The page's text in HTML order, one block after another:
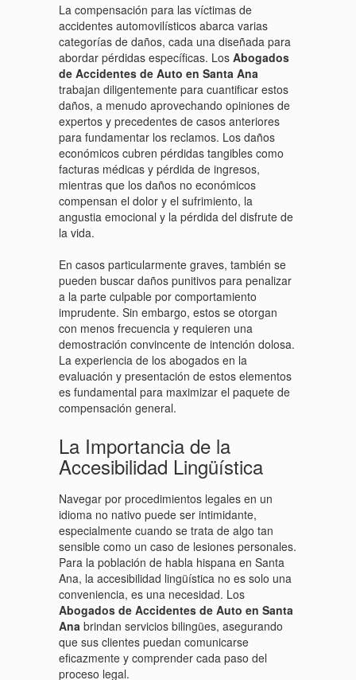
La compensación para las víctimas de
accidentes automovilísticos abarca varias
categorías de daños, cada una diseñada para
abordar pérdidas específicas. Los Abogados
de Accidentes de Auto en Santa Ana
trabajan diligentemente para cuantificar estos
daños, a menudo aprovechando opiniones de
expertos y precedentes de casos anteriores
para fundamentar los reclamos. Los daños
económicos cubren pérdidas tangibles como
facturas médicas y pérdida de ingresos,
mientras que los daños no económicos
compensan el dolor y el sufrimiento, la
angustia emocional y la pérdida del disfrute de
la vida.
En casos particularmente graves, también se
pueden buscar daños punitivos para penalizar
a la parte culpable por comportamiento
imprudente. Sin embargo, estos se otorgan
con menos frecuencia y requieren una
demostración convincente de intención dolosa.
La experiencia de los abogados en la
evaluación y presentación de estos elementos
es fundamental para maximizar el paquete de
compensación general.
La Importancia de la
Accesibilidad Lingüística
Navegar por procedimientos legales en un
idioma no nativo puede ser intimidante,
especialmente cuando se trata de algo tan
sensible como un caso de lesiones personales.
Para la población de habla hispana en Santa
Ana, la accesibilidad lingüística no es solo una
conveniencia, es una necesidad. Los
Abogados de Accidentes de Auto en Santa
Ana brindan servicios bilingües, asegurando
que sus clientes puedan comunicarse
eficazmente y comprender cada paso del
proceso legal.